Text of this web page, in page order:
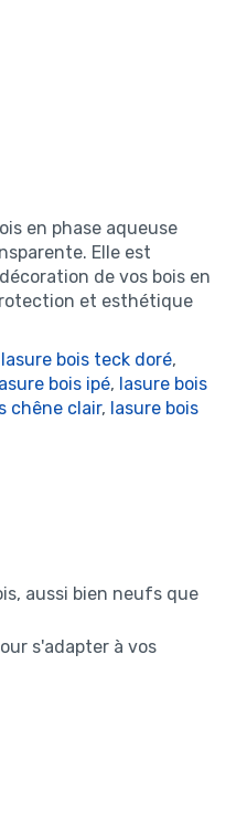
en phase aqueuse
Elle est
de vos bois en
et esthétique
lasure bois teck doré,
bois ipé, lasure bois
chêne clair, lasure bois
aussi bien neufs que
s'adapter à vos